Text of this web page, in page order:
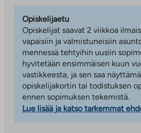
Opiskelijaetu
Opiskelijat saavat 2 viikkoa
vapaisiin ja valmistuneisiin
mennessä tehtyihin uusiin
hyvitetään ensimmäisen kuun
vastikkeesta, ja sen saa
opiskelijakortin tai todistuksen
ennen sopimuksen tekemistä.
Lue lisää ja katso tarkemmat